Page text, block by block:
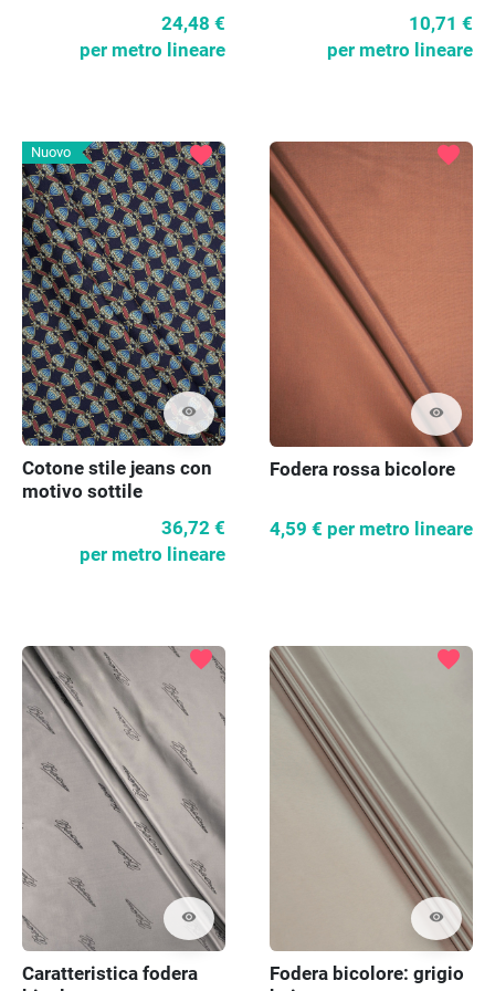
24,48 €
per metro lineare
10,71 €
per metro lineare
Nuovo
visibility
favorite
Cotone stile jeans con
motivo sottile
36,72 €
per metro lineare
visibility
favorite
Fodera rossa bicolore
4,59 € per metro lineare
visibility
favorite
Caratteristica fodera
visibility
favorite
Fodera bicolore: grigio